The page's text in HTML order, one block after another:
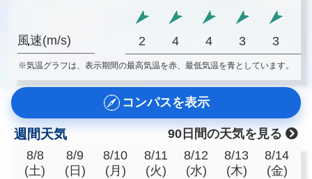
風速(m/s) 2 4 4 3 3
※気温グラフは、表示期間の最高気温を赤、最低気温を青としています。
コンパスを表示
週間天気
90日間の天気を見る
8/8
(土)
8/9
(日)
8/10
(月)
8/11
(火)
8/12
(水)
8/13
(木)
8/14
(金)